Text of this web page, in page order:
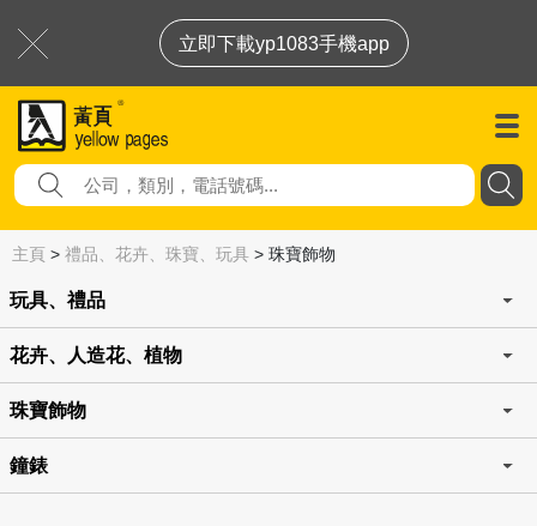
立即下載yp1083手機app
主頁 > 禮品、花卉、珠寶、玩具 > 珠寶飾物
玩具、禮品
花卉、人造花、植物
珠寶飾物
鐘錶